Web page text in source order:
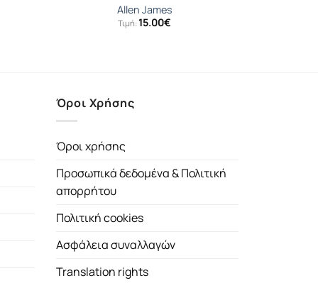
Allen James
Τιμή:15.00€
Όροι Χρήσης
Όροι χρήσης
Προσωπικά δεδομένα & Πολιτική
απορρήτου
Πολιτική cookies
Ασφάλεια συναλλαγών
Translation rights